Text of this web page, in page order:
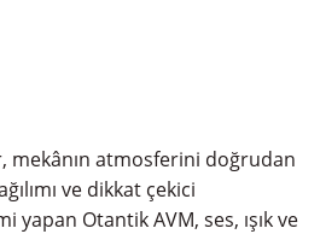
mekânın atmosferini doğrudan
ve dikkat çekici
Otantik AVM, ses, ışık ve